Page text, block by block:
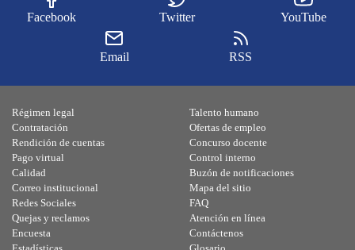
Facebook Twitter YouTube
Email RSS
Régimen legal
Contratación
Rendición de cuentas
Pago virtual
Calidad
Talento humano
Ofertas de empleo
Concurso docente
Control interno
Buzón de notificaciones
Correo institucional
Redes Sociales
Quejas y reclamos
Encuesta
Mapa del sitio
FAQ
Atención en línea
Contáctenos